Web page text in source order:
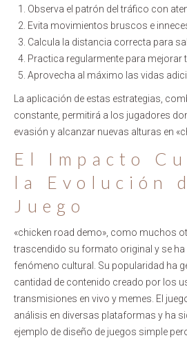
Observa el patrón del tráfico con
Evita movimientos bruscos e
Calcula la distancia correcta para
Practica regularmente para mejorar
Aprovecha al máximo las vidas
La aplicación de estas estrategias,
constante, permitirá a los jugadores
evasión y alcanzar nuevas alturas en
El Impacto
la Evolución
Juego
«chicken road demo», como muchos
trascendido su formato original y se ha
fenómeno cultural. Su popularidad ha
cantidad de contenido creado por los
transmisiones en vivo y memes. El
análisis en diversas plataformas y ha
ejemplo de diseño de juegos simple